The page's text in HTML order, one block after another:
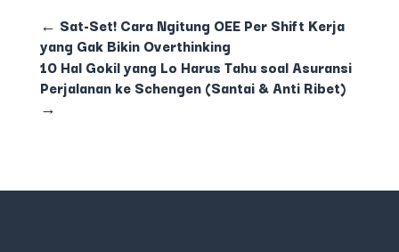
← Sat-Set! Cara Ngitung OEE Per Shift Kerja
yang Gak Bikin Overthinking
10 Hal Gokil yang Lo Harus Tahu soal Asuransi
Perjalanan ke Schengen (Santai & Anti Ribet)
→